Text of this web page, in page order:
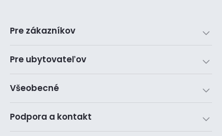
Pre zákazníkov
Pre ubytovateľov
Všeobecné
Podpora a kontakt